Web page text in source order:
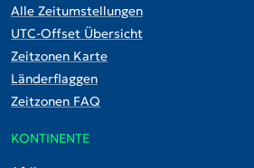
Alle Zeitumstellungen
UTC-Offset Übersicht
Zeitzonen Karte
Länderflaggen
Zeitzonen FAQ
KONTINENTE